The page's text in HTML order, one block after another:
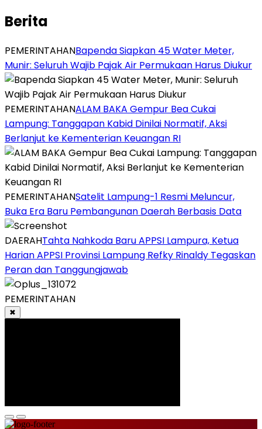
Berita
PEMERINTAHAN‎Bapenda Siapkan 45 Water Meter,
Munir: Seluruh Wajib Pajak Air Permukaan Harus Diukur
PEMERINTAHANALAM BAKA Gempur Bea Cukai
Lampung: Tanggapan Kabid Dinilai Normatif, Aksi
Berlanjut ke Kementerian Keuangan RI
PEMERINTAHANSatelit Lampung-1 Resmi Meluncur,
Buka Era Baru Pembangunan Daerah Berbasis Data
DAERAHTahta Nahkoda Baru APPSI Lampura, Ketua
Harian APPSI Provinsi Lampung Refky Rinaldy Tegaskan
Peran dan Tanggungjawab
PEMERINTAHAN
✖